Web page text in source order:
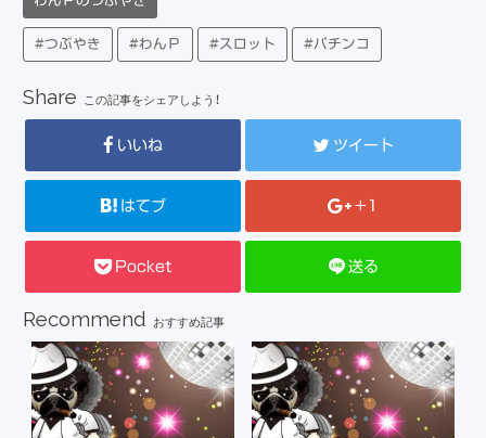
#つぶやき #わんＰ #スロット #パチンコ
Share この記事をシェアしよう！
いいね ツイート
はてブ +1
Pocket 送る
Recommend おすすめ記事